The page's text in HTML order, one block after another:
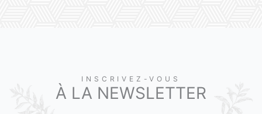
INSCRIVEZ-VOUS
À LA NEWSLETTER